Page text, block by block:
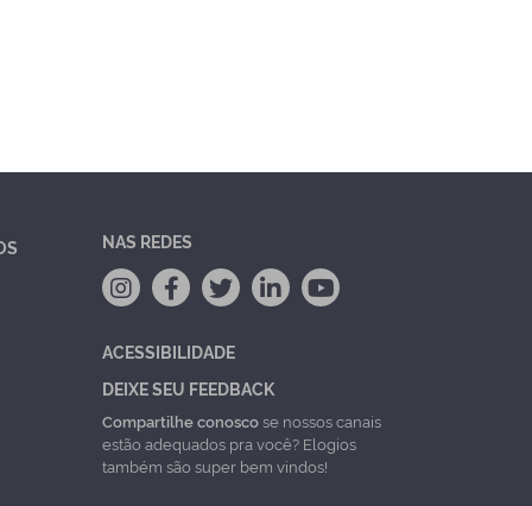
NAS REDES
ACESSIBILIDADE
DEIXE SEU FEEDBACK
Compartilhe conoscose nossos canais
estão adequados pra você? Elogios
também são super bem vindos!